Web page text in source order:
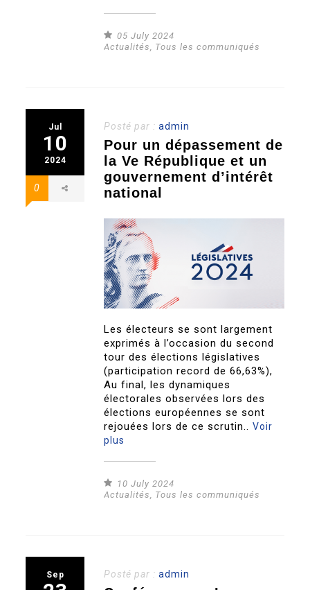
05 July 2024
Actualités, Tous les communiqués
Jul
10
2024
0
Posté par :admin
Pour un dépassement de
la Ve République et un
gouvernement d’intérêt
national
Les électeurs se sont largement
exprimés à l’occasion du second
tour des élections législatives
(participation record de 66,63%),
Au final, les dynamiques
électorales observées lors des
élections européennes se sont
rejouées lors de ce scrutin..Voir
plus
10 July 2024
Actualités, Tous les communiqués
Sep Posté par :admin